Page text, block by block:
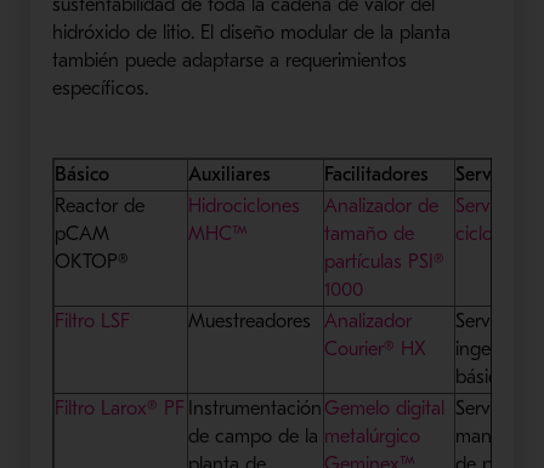
sustentabilidad de toda la cadena de valor del
hidróxido de litio. El diseño modular de la planta
también puede adaptarse a requerimientos
específicos.
Básico Auxiliares Facilitadores
Servicios
Reactor de
pCAM
OKTOP®
Hidrociclones
MHC™
Analizador de
tamaño de
partículas PSI®
1000
Servicios
ciclo de
Filtro LSF Muestreadores
Analizador
Courier® HX
Servicios
ingeniería
básica
Filtro Larox® PF Instrumentación
de campo de la
Gemelo digital
metalúrgico
Servicios